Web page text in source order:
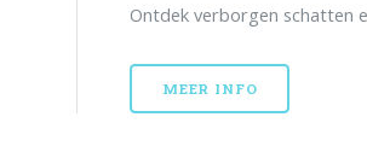
Ontdek verborgen schatten
MEER INFO